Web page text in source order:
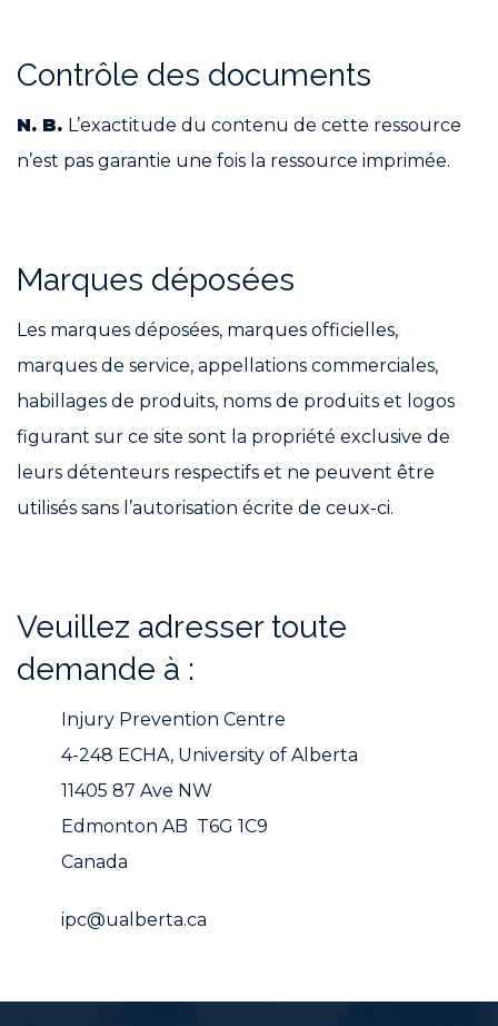
Contrôle des documents
N. B. L’exactitude du contenu de cette ressource
n’est pas garantie une fois la ressource imprimée.
Marques déposées
Les marques déposées, marques officielles,
marques de service, appellations commerciales,
habillages de produits, noms de produits et logos
figurant sur ce site sont la propriété exclusive de
leurs détenteurs respectifs et ne peuvent être
utilisés sans l’autorisation écrite de ceux-ci.
Veuillez adresser toute
demande à :
Injury Prevention Centre
4-248 ECHA, University of Alberta
11405 87 Ave NW
Edmonton AB T6G 1C9
Canada
ipc@ualberta.ca